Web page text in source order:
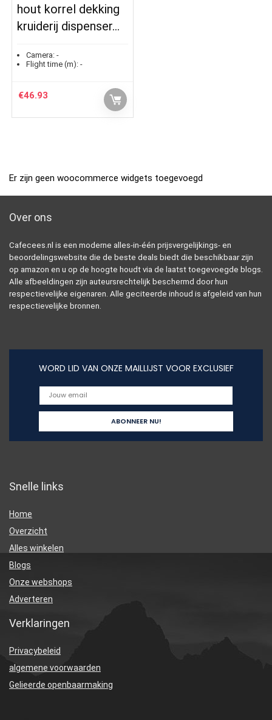
hout korrel dekking
kruiderij dispenser…
Camera: -
Flight time (m): -
€46.93
Er zijn geen woocommerce widgets toegevoegd
Over ons
Cafecees.nl is een moderne alles-in-één prijsvergelijkings- en
beoordelingswebsite die de beste deals biedt die beschikbaar zijn
op amazon en u op de hoogte houdt via de laatst toegevoegde blogs.
Alle afbeeldingen zijn auteursrechtelijk beschermd door hun
respectievelijke eigenaren. Alle geciteerde inhoud is afgeleid van hun
respectievelijke bronnen.
WORD LID VAN ONZE MAILLIJST VOOR EXCLUSIEF
Snelle links
Home
Overzicht
Alles winkelen
Blogs
Onze webshops
Adverteren
Verklaringen
Privacybeleid
algemene voorwaarden
Gelieerde openbaarmaking